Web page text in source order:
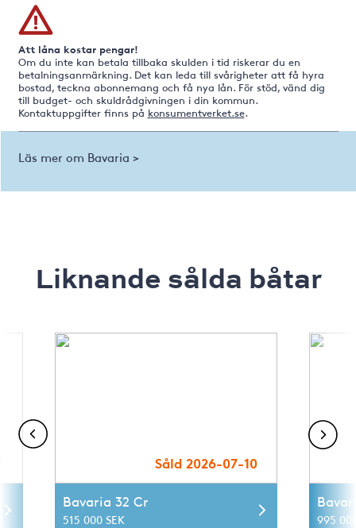
Att låna kostar pengar!
Om du inte kan betala tillbaka skulden i tid riskerar du en
betalningsanmärkning. Det kan leda till svårigheter att få hyra
bostad, teckna abonnemang och få nya lån. För stöd, vänd dig
till budget- och skuldrådgivningen i din kommun.
Kontaktuppgifter finns på konsumentverket.se.
Läs mer om Bavaria >
Liknande sålda båtar
Såld 2026-07-10
Bavaria 32 Cr
515 000 SEK 995